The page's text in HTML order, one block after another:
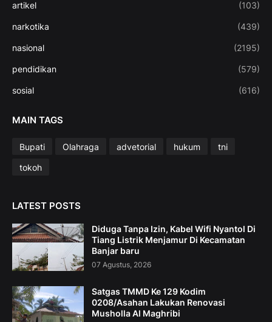
artikel (103)
narkotika (439)
nasional (2195)
pendidikan (579)
sosial (616)
MAIN TAGS
Bupati Olahraga advetorial hukum
tni
tokoh
LATEST POSTS
Diduga Tanpa Izin, Kabel Wifi Nyantol Di
Tiang Listrik Menjamur Di Kecamatan
Banjar baru
07 Agustus, 2026
Satgas TMMD Ke 129 Kodim
0208/Asahan Lakukan Renovasi
Musholla Al Maghribi